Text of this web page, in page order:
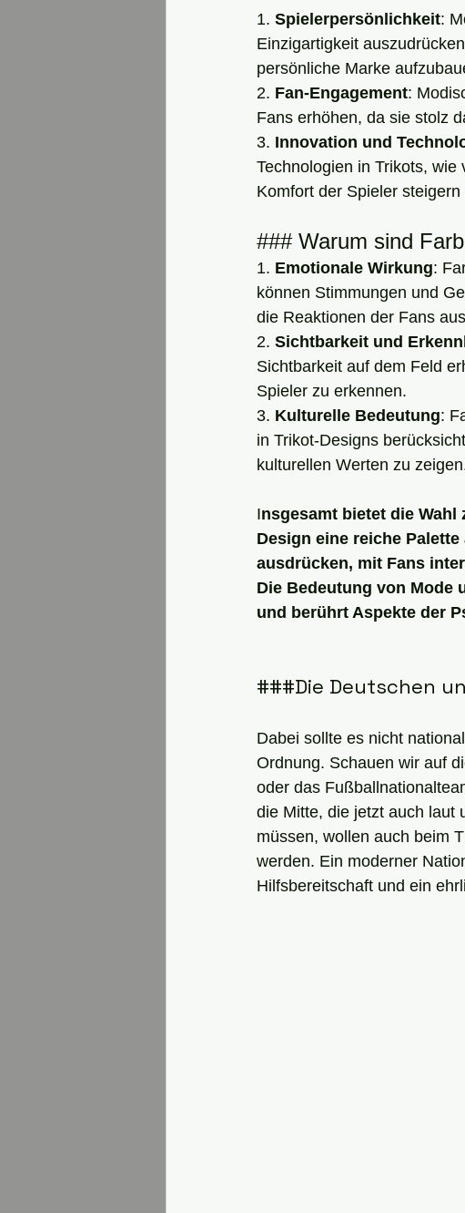
1. Spielerpersönlichkeit:
Einzigartigkeit
persönliche Marke
2. Fan-Engagement:
Fans erhöhen, da sie stolz
3. Innovation und
Technologien in Trikots,
Komfort der Spieler steigern
### Warum sind
1. Emotionale Wirkung:
können Stimmungen und
die Reaktionen der Fans
2. Sichtbarkeit und
Sichtbarkeit auf dem Feld
Spieler zu erkennen.
3. Kulturelle Bedeutung:
in Trikot-Designs
kulturellen Werten zu
Insgesamt bietet die
Design eine reiche
ausdrücken, mit Fans
Die Bedeutung von Mode
und berührt Aspekte der
###Die Deutschen
Dabei sollte es nicht
Ordnung. Schauen wir auf
oder das
die Mitte, die jetzt auch laut
müssen, wollen auch beim
werden. Ein moderner
Hilfsbereitschaft und ein